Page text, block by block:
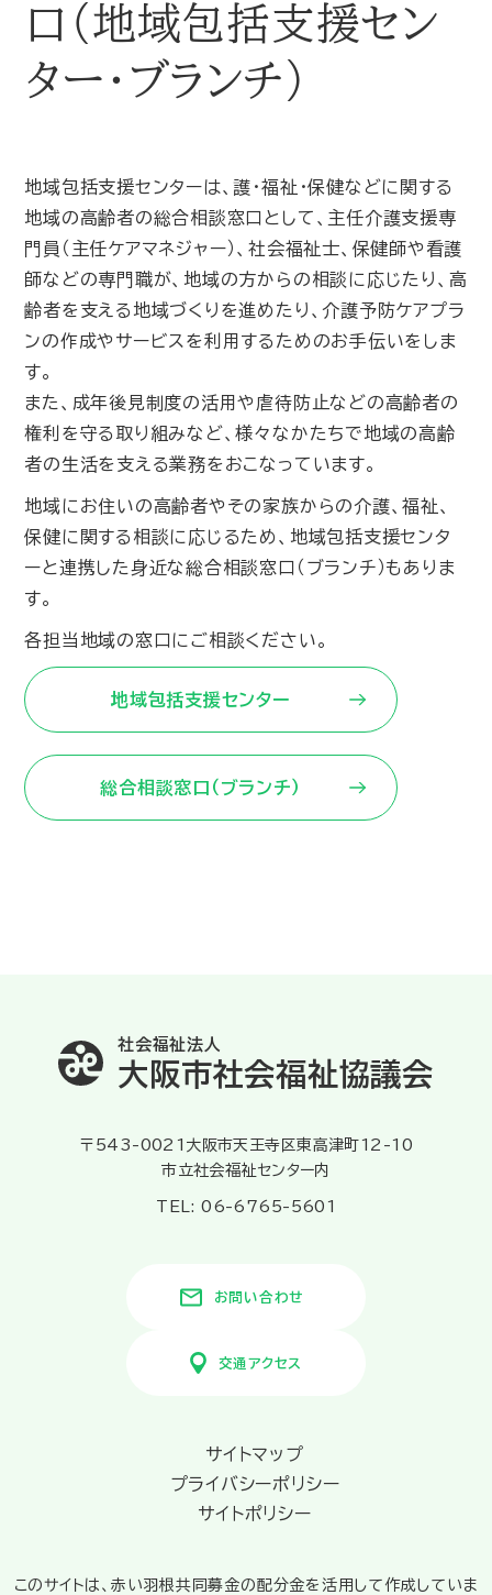
口（地域包括支援セン
ター・ブランチ）
地域包括支援センターは、護・福祉・保健などに関する
地域の高齢者の総合相談窓口として、主任介護支援専
門員（主任ケアマネジャー）、社会福祉士、保健師や看護
師などの専門職が、地域の方からの相談に応じたり、高
齢者を支える地域づくりを進めたり、介護予防ケアプラ
ンの作成やサービスを利用するためのお手伝いをしま
す。
また、成年後見制度の活用や虐待防止などの高齢者の
権利を守る取り組みなど、様々なかたちで地域の高齢
者の生活を支える業務をおこなっています。
地域にお住いの高齢者やその家族からの介護、福祉、
保健に関する相談に応じるため、地域包括支援センタ
ーと連携した身近な総合相談窓口（ブランチ）もありま
す。
各担当地域の窓口にご相談ください。
地域包括支援センター
総合相談窓口（ブランチ）
社会福祉法人
大阪市社会福祉協議会
〒543-0021大阪市天王寺区東高津町12-10
市立社会福祉センター内
TEL: 06-6765-5601
お問い合わせ
交通アクセス
サイトマップ
プライバシーポリシー
サイトポリシー
このサイトは、赤い羽根共同募金の配分金を活用して作成していま